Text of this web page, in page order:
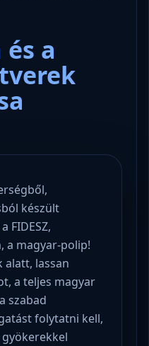
a
készült
FIDESZ,
a magyar-polip!
alatt, lassan
a teljes magyar
szabad
folytatni kell,